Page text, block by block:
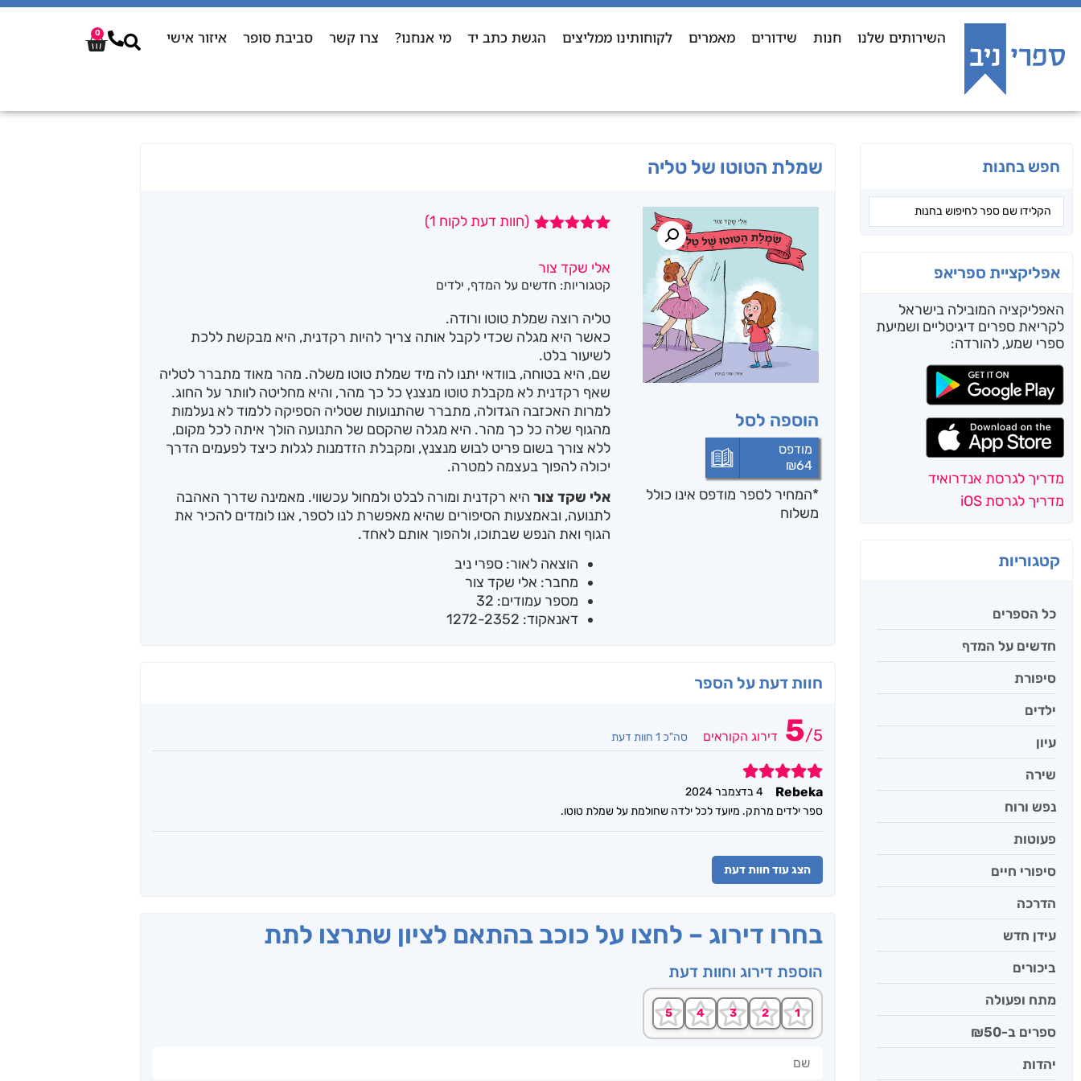
השירותים שלנו חנות שידורים מאמרים לקוחותינו ממליצים הגשת כתב יד מי אנחנו? צרו קשר סביבת סופר איזור אישי 0
חפש בחנות
אפליקציית ספריאפ
האפליקציה המובילה בישראל
לקריאת ספרים דיגיטליים ושמיעת
ספרי שמע, להורדה:
מדריך לגרסת אנדרואיד
מדריך לגרסת iOS
קטגוריות
כל הספרים
חדשים על המדף
סיפורת
ילדים
עיון
שירה
נפש ורוח
פעוטות
סיפורי חיים
הדרכה
עידן חדש
ביכורים
מתח ופעולה
ספרים ב-₪50
יהדות
שמלת הטוטו של טליה
הוספה לסל
מודפס
₪64
*המחיר לספר מודפס אינו כולל
משלוח
מבוסס על
דירוגים של
(חוות דעת לקוח 1
)
אלי שקד צור
קטגוריות: חדשים על המדף, ילדים
טליה רוצה שמלת טוטו ורודה.
כאשר היא מגלה שכדי לקבל אותה צריך להיות רקדנית, היא מבקשת ללכת
לשיעור בלט.
שם, היא בטוחה, בוודאי יתנו לה מיד שמלת טוטו משלה. מהר מאוד מתברר לטליה
שאף רקדנית לא מקבלת טוטו מנצנץ כל כך מהר, והיא מחליטה לוותר על החוג.
למרות האכזבה הגדולה, מתברר שהתנועות שטליה הספיקה ללמוד לא נעלמות
מהגוף שלה כל כך מהר. היא מגלה שהקסם של התנועה הולך איתה לכל מקום,
ללא צורך בשום פריט לבוש מנצנץ, ומקבלת הזדמנות לגלות כיצד לפעמים הדרך
יכולה להפוך בעצמה למטרה.
אלי שקד צורהיא רקדנית ומורה לבלט ולמחול עכשווי. מאמינה שדרך האהבה
לתנועה, ובאמצעות הסיפורים שהיא מאפשרת לנו לספר, אנו לומדים להכיר את
הגוף ואת הנפש שבתוכו, ולהפוך אותם לאחד.
הוצאה לאור: ספרי ניב
מחבר: אלי שקד צור
מספר עמודים: 32
דאנאקוד: 1272-2352
חוות דעת על הספר
5/5 דירוג הקוראים סה"כ 1 חוות דעת
5
Rebeka
4 בדצמבר 2024
ספר ילדים מרתק. מיועד לכל ילדה שחולמת על שמלת טוטו.
הצג עוד חוות דעת
בחרו דירוג – לחצו על כוכב בהתאם לציון שתרצו לתת
הוספת דירוג וחוות דעת